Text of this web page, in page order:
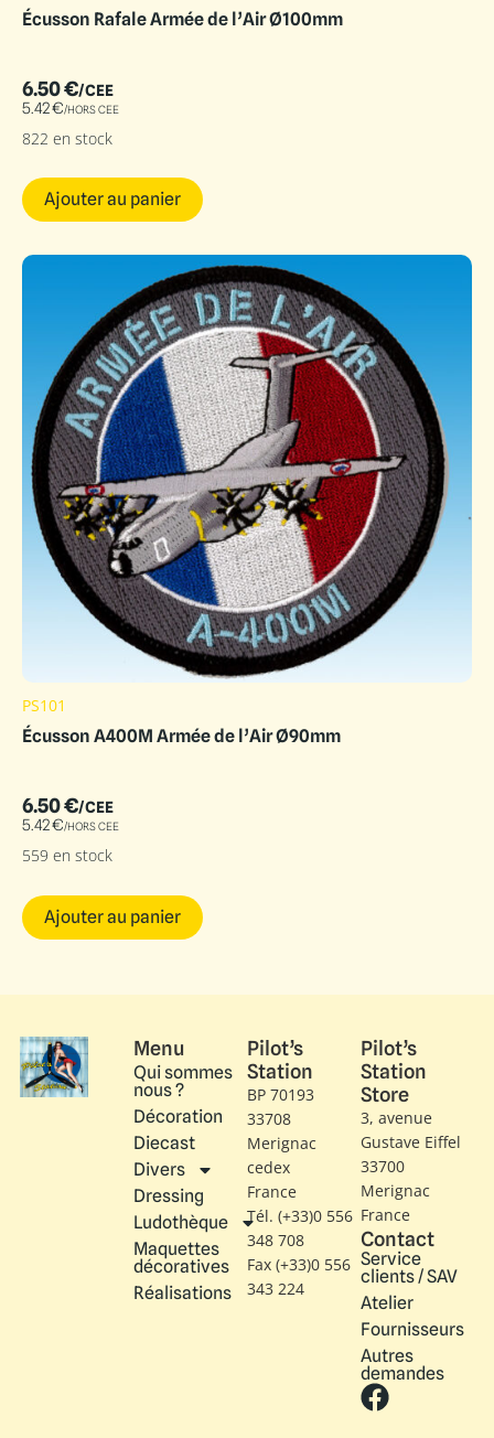
Écusson Rafale Armée de l’Air Ø100mm
6.50€/CEE
5.42€/HORS CEE
822 en stock
Ajouter au panier
PS101
Écusson A400M Armée de l’Air Ø90mm
6.50€/CEE
5.42€/HORS CEE
559 en stock
Ajouter au panier
Menu
Qui sommes
nous ?
Décoration
Diecast
Divers
Dressing
Ludothèque
Maquettes
décoratives
Réalisations
Pilot’s
Station
BP 70193
33708
Merignac
cedex
France
Tél. (+33)0 556
348 708
Fax (+33)0 556
343 224
Pilot’s
Station
Store
3, avenue
Gustave Eiffel​
33700
Merignac
France
Contact
Service
clients / SAV
Atelier
Fournisseurs
Autres
demandes